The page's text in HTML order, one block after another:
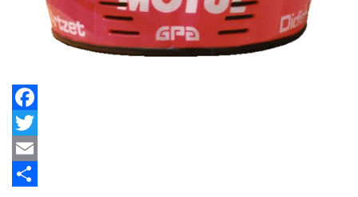
Facebook
Twitter
Email